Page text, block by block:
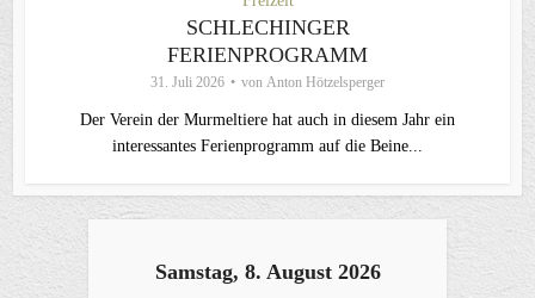
SCHLECHINGER
FERIENPROGRAMM
31. Juli 2026 von Anton Hötzelsperger
Der Verein der Murmeltiere hat auch in diesem Jahr ein
interessantes Ferienprogramm auf die Beine...
Samstag, 8. August 2026